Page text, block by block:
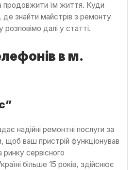
продовжити їм життя. Куди
де знайти майстрів з ремонту
далі у статті.
в м.
надійні ремонтні послуги за
щоб ваш пристрій функціонував
сервісного
більше 15 років, здійснює